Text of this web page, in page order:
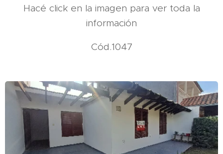
Hacé click en la imagen para ver toda la
información
Cód.1047